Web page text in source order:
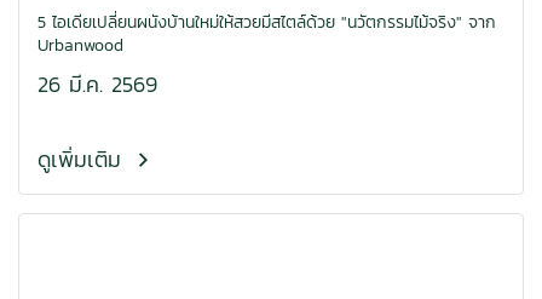
5 ไอเดียเปลี่ยนผนังบ้านใหม่ให้สวยมีสไตล์ด้วย "นวัตกรรมไม้จริง" จาก
Urbanwood
26 มี.ค. 2569
ดูเพิ่มเติม